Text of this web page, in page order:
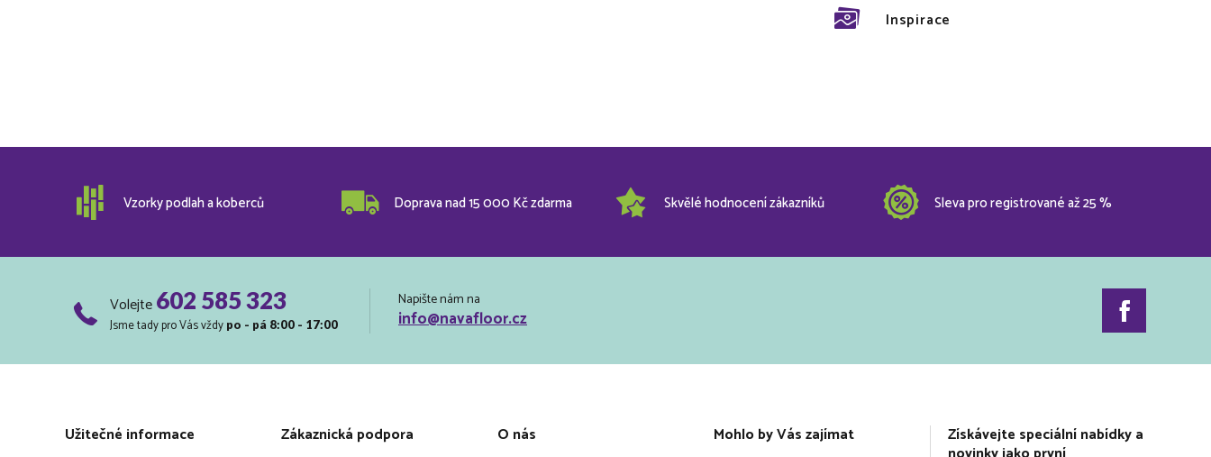
Inspirace
Vzorky podlah a koberců Doprava nad 15 000 Kč zdarma Skvělé hodnocení zákazníků Sleva pro registrované až 25 %
Volejte602 585 323
Jsme tady pro Vás vždy po - pá 8:00 - 17:00
Napište nám na
info@navafloor.cz
Užitečné informace Zákaznická podpora O nás Mohlo by Vás zajímat Získávejte speciální nabídky a